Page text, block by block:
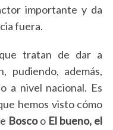
importante y da
fuera.
que tratan de dar a
pudiendo, además,
a nivel nacional. Es
hemos visto cómo
Boscoo El bueno, el